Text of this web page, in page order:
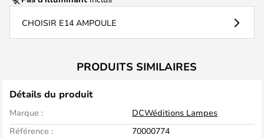
CHOISIR E14 AMPOULE
PRODUITS SIMILAIRES
Détails du produit
Marque :
DCWéditions Lampes
Référence :
70000774